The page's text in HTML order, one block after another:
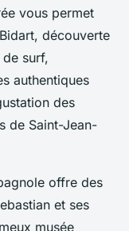
vous permet
découverte
surf,
authentiques
des
de Saint-Jean-
offre des
et ses
musée